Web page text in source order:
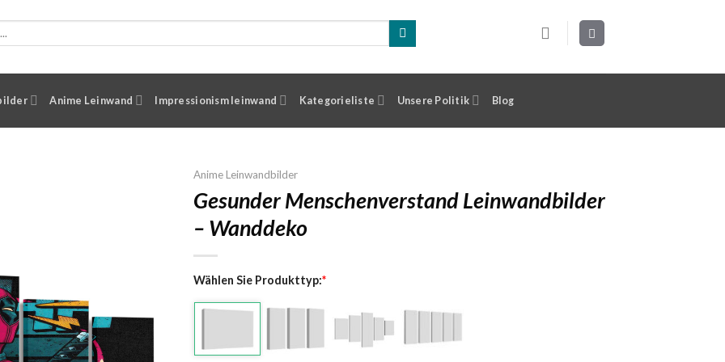
Anime Leinwand Impressionism leinwand Kategorieliste Unsere Politik Blog
Anime Leinwandbilder
Gesunder Menschenverstand Leinwandbilder
– Wanddeko
Wählen Sie Produkttyp:*